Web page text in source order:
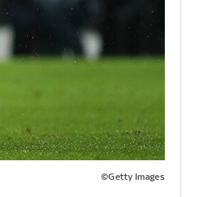
©Getty Images